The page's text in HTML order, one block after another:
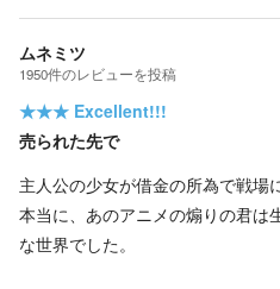
ムネミツ
1950件のレビューを投稿
★★★ Excellent!!!
売られた先で
主人公の少女が借金の所為で戦場
本当に、あのアニメの煽りの君は
な世界でした。